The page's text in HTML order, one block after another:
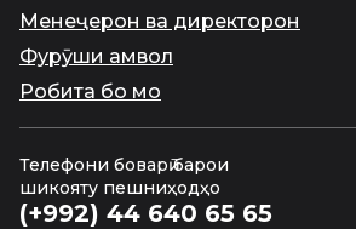
Менеҷерон ва директорон
Фурӯши амвол
Робита бо мо
Телефони боварӣ барои
шикояту пешниҳодҳо
(+992) 44 640 65 65